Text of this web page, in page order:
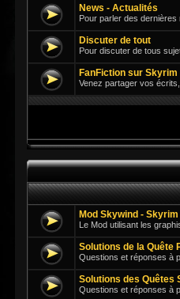
News - Actualités
Pour parler des
Discuter de tout
Pour discuter de tous
FanFiction sur Skyrim
Venez partager vos
Mod Skywind -
Le Mod utilisant les
Solutions de la Quête
Questions et réponses à
Solutions des Quêtes
Questions et réponses à